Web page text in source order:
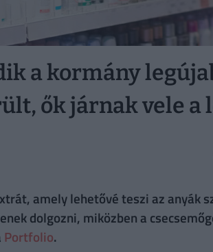
a kormány
ők járnak vele a
amely lehetővé teszi az anyák
dolgozni, miközben a
Portfolio.